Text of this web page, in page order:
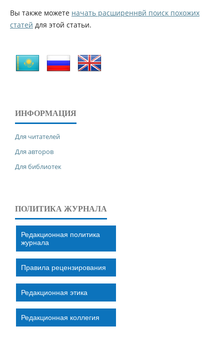
Вы также можете начать расширеннвй поиск похожих
статей для этой статьи.
ИНФОРМАЦИЯ
Для читателей
Для авторов
Для библиотек
ПОЛИТИКА ЖУРНАЛА
Редакционная политика
журнала
Правила рецензирования
Редакционная этика
Редакционная коллегия